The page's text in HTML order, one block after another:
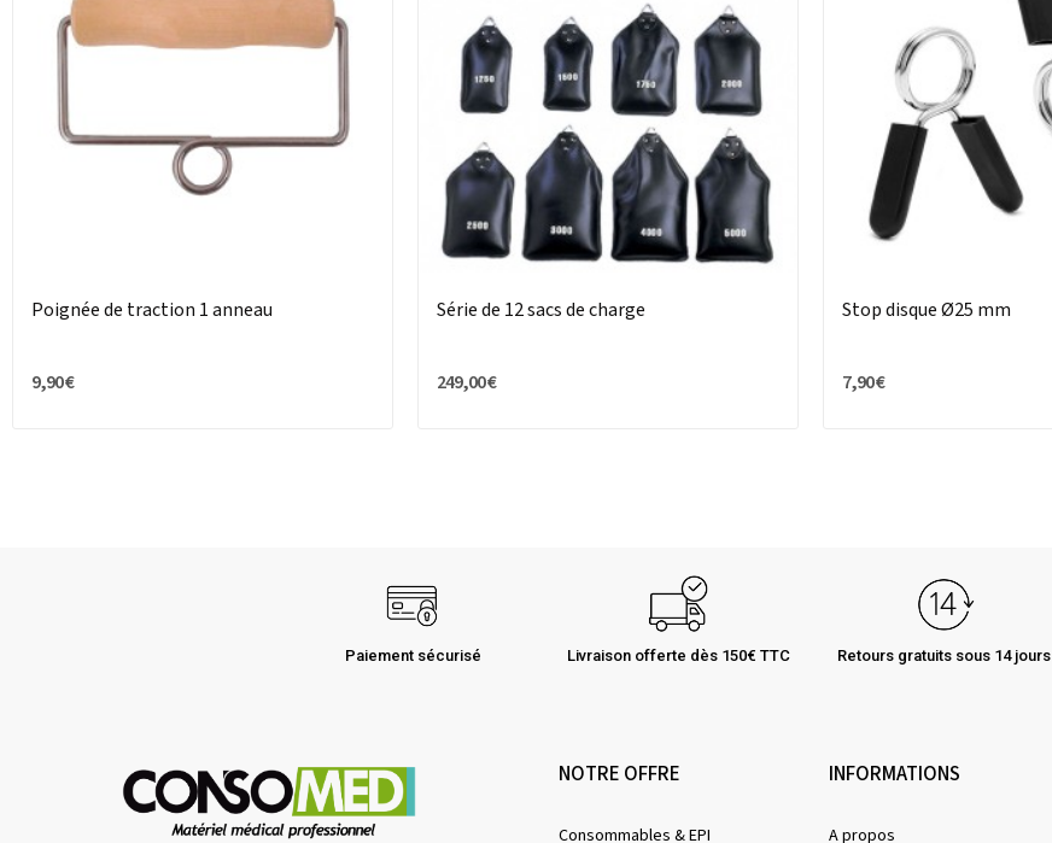
Poignée de traction 1 anneau
9,90 €
Série de 12 sacs de charge
249,00 €
Stop disque Ø25 mm
7,90 €
Paiement sécurisé Livraison offerte dès 150€ TTC Retours gratuits sous 14 jours
NOTRE OFFRE
Consommables & EPI
INFORMATIONS
A propos